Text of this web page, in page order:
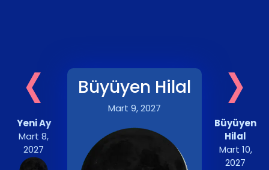
‹
Yeni Ay
Mart 8,
2027
Büyüyen Hilal
Mart 9, 2027 ›
Büyüyen
Hilal
Mart 10,
2027